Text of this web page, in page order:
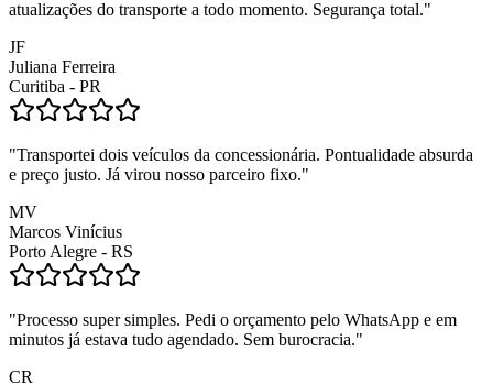
atualizações do transporte a todo momento. Segurança total."
JF
Juliana Ferreira
Curitiba - PR
"Transportei dois veículos da concessionária. Pontualidade absurda
e preço justo. Já virou nosso parceiro fixo."
MV
Marcos Vinícius
Porto Alegre - RS
"Processo super simples. Pedi o orçamento pelo WhatsApp e em
minutos já estava tudo agendado. Sem burocracia."
CR